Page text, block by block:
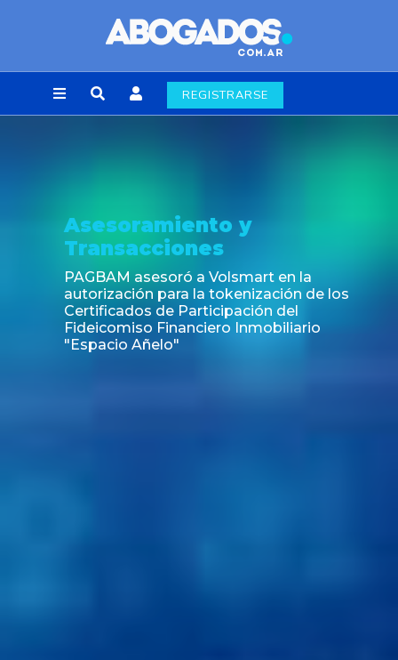
REGISTRARSE
Asesoramiento y
Transacciones
PAGBAM asesoró a Volsmart en la
autorización para la tokenización de los
Certificados de Participación del
Fideicomiso Financiero Inmobiliario
"Espacio Añelo"